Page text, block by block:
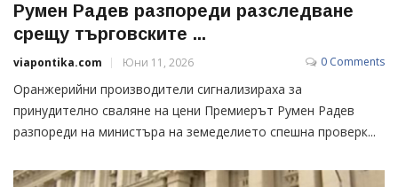
Румен Радев разпореди разследване
срещу търговските ...
viapontika.com Юни 11, 2026 0 Comments
Оранжерийни производители сигнализираха за
принудително сваляне на цени Премиерът Румен Радев
разпореди на министъра на земеделието спешна проверк...